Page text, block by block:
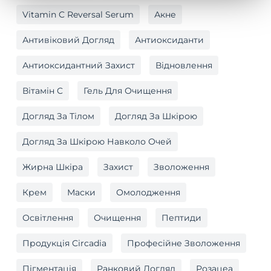
Vitamin C Reversal Serum Акне
Антивіковий Догляд Антиоксиданти
Антиоксидантний Захист Відновлення
Вітамін C Гель Для Очищення
Догляд За Тілом Догляд За Шкірою
Догляд За Шкірою Навколо Очей
Жирна Шкіра Захист Зволоження
Крем Маски Омолодження
Освітлення Очищення Пептиди
Продукція Circadia Професійне Зволоження
Пігментація Ранковий Догляд Розацеа